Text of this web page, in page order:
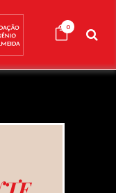
0